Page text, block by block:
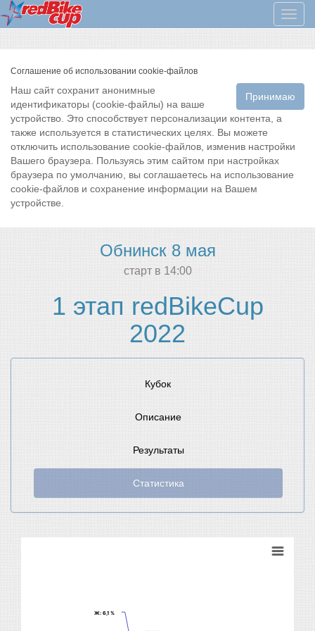
Меню
Соглашение об использовании cookie-файлов
Принимаю
Наш сайт сохранит анонимные
идентификаторы (cookie-файлы) на ваше
устройство. Это способствует персонализации контента, а
также используется в статистических целях. Вы можете
отключить использование cookie-файлов, изменив настройки
Вашего браузера. Пользуясь этим сайтом при настройках
браузера по умолчанию, вы соглашаетесь на использование
cookie-файлов и сохранение информации на Вашем
устройстве.
Обнинск 8 мая
cтарт в 14:00
1 этап redBikeCup
2022
Кубок
Описание
Результаты
Статистика
Ж: 6,1 %
Ж: 6,1 %